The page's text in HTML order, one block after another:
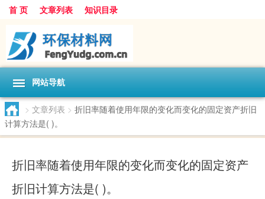
首 页 文章列表 知识目录
网站导航
> 文章列表 > 折旧率随着使用年限的变化而变化的固定资产折旧
计算方法是( )。
折旧率随着使用年限的变化而变化的固定资产
折旧计算方法是( )。